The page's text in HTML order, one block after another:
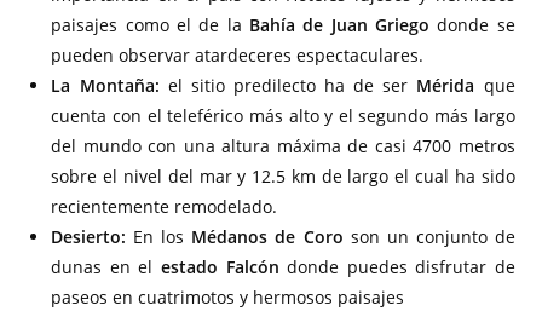
paisajes como el de la Bahía de Juan Griego donde se
pueden observar atardeceres espectaculares.
La Montaña: el sitio predilecto ha de ser Mérida que
cuenta con el teleférico más alto y el segundo más largo
del mundo con una altura máxima de casi 4700 metros
sobre el nivel del mar y 12.5 km de largo el cual ha sido
recientemente remodelado.
Desierto: En los Médanos de Coro son un conjunto de
dunas en el estado Falcón donde puedes disfrutar de
paseos en cuatrimotos y hermosos paisajes